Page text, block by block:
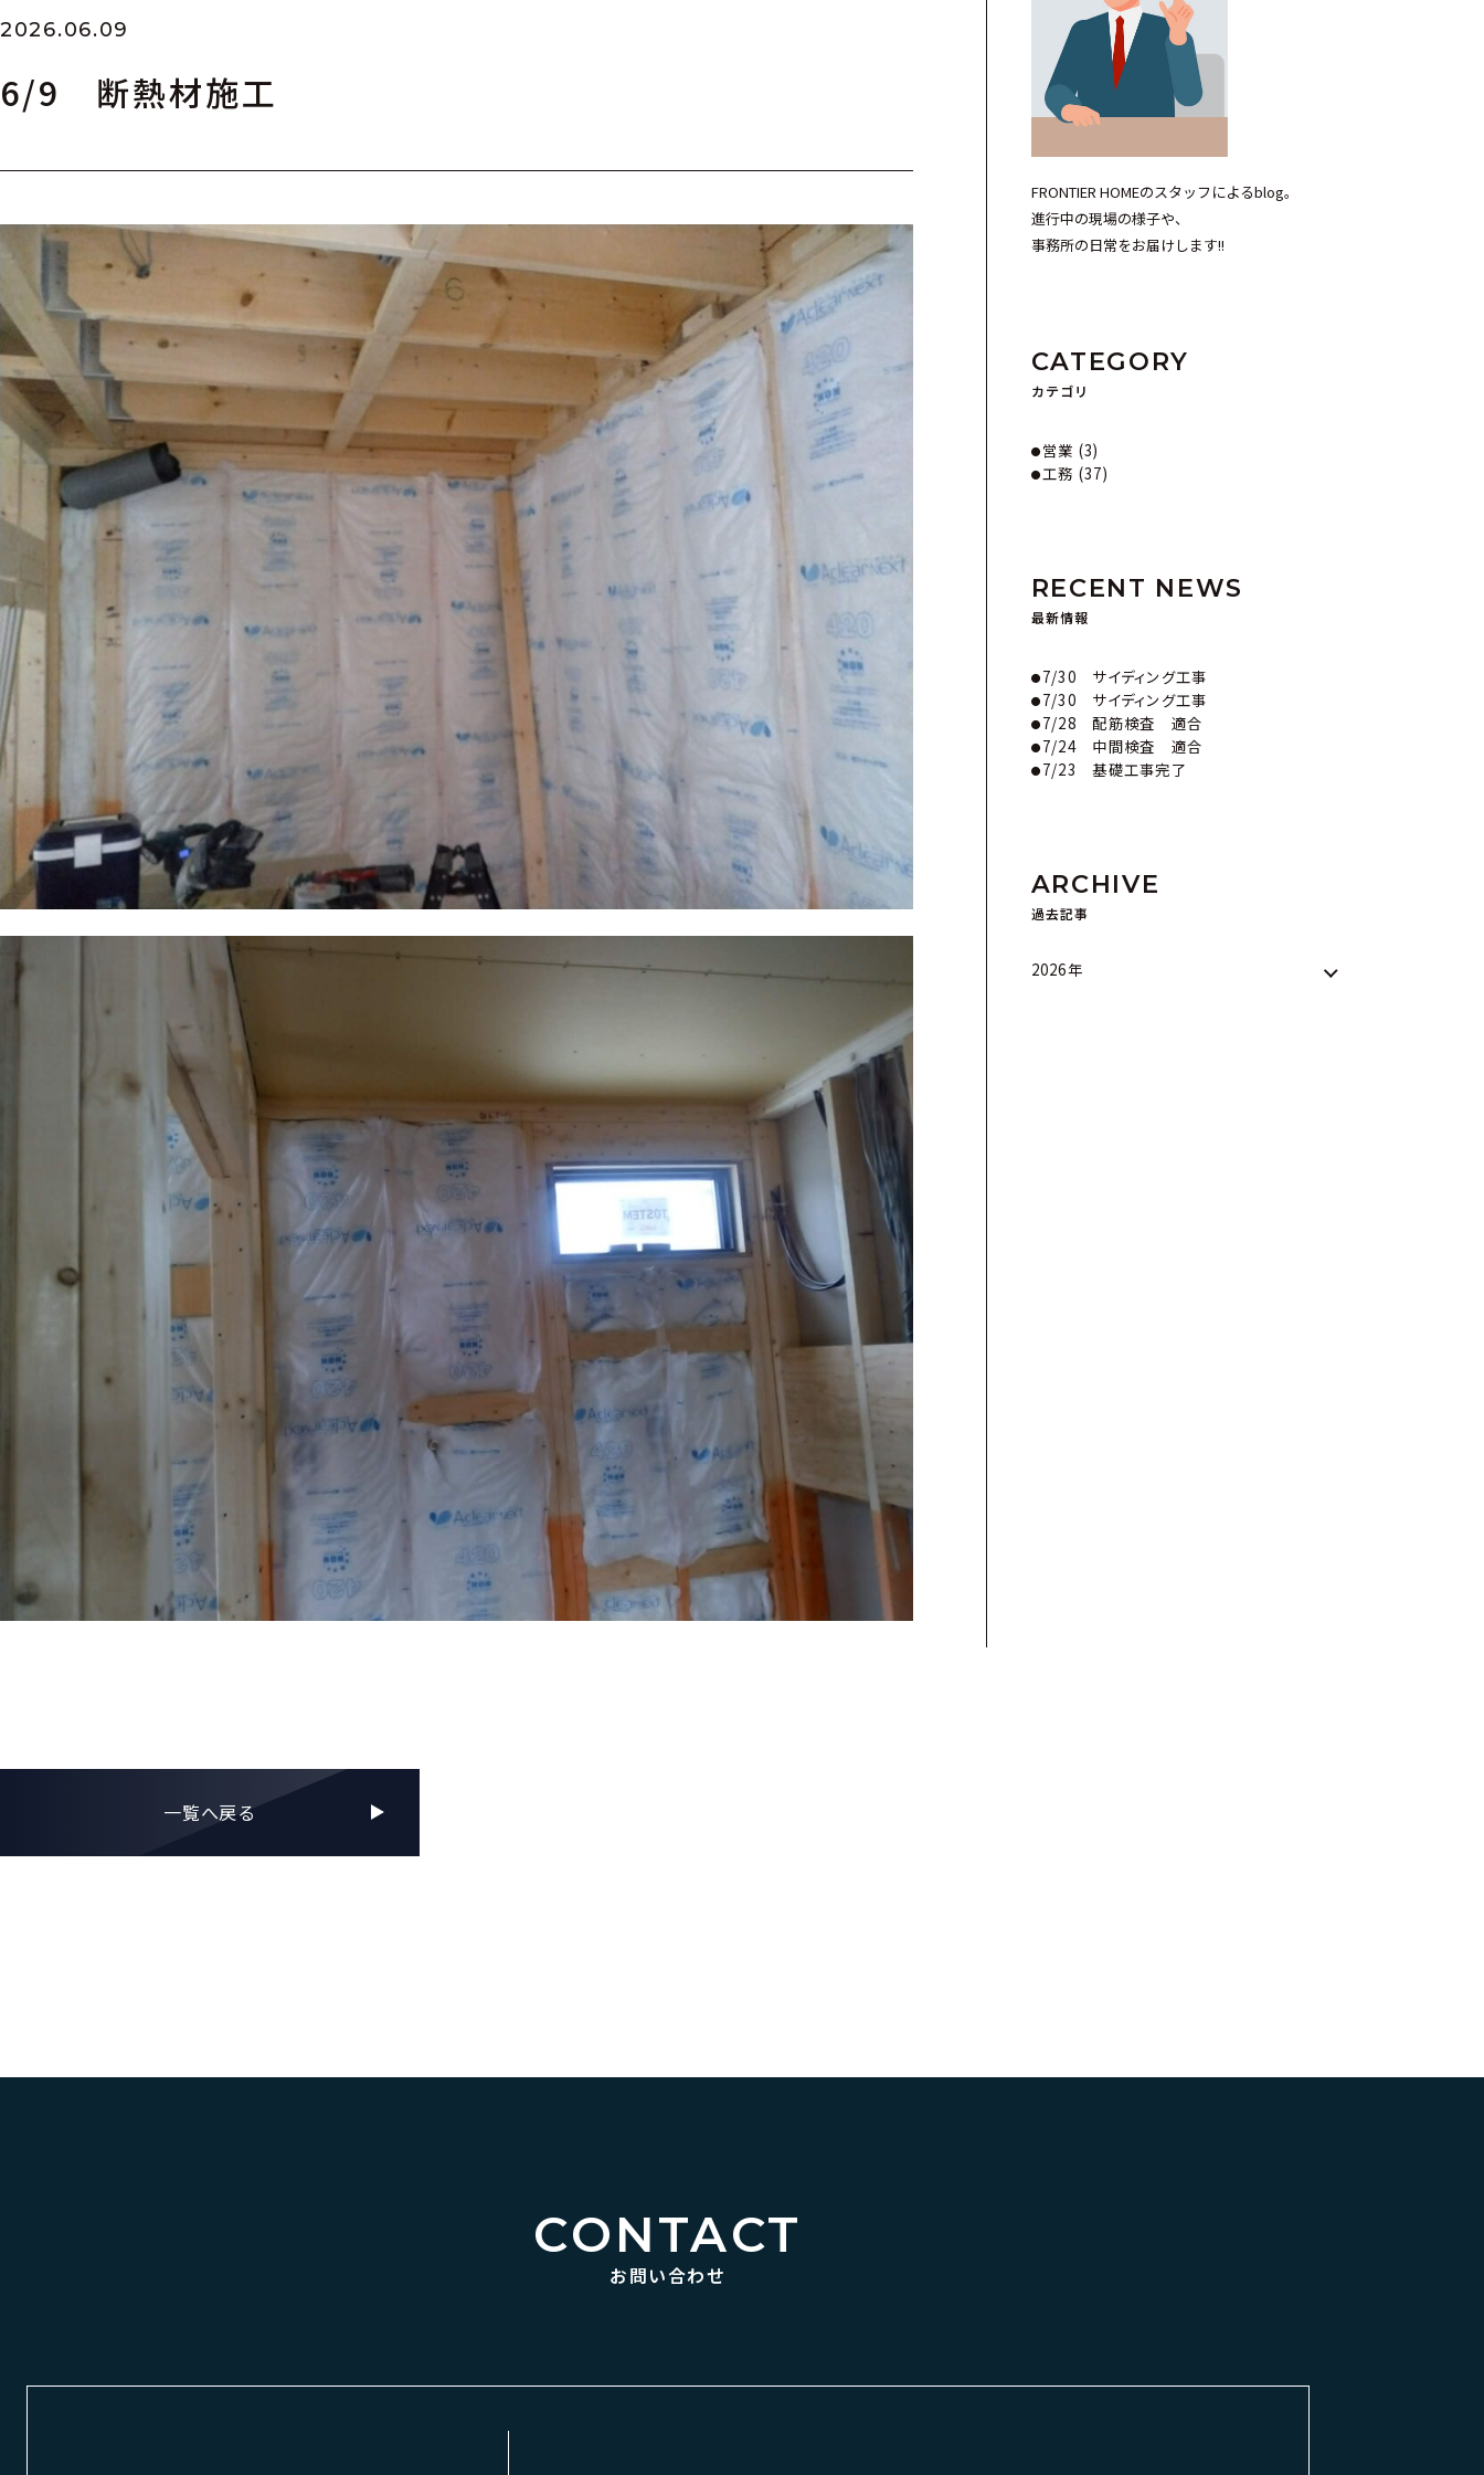
2026.06.09
6/9 断熱材施工
FRONTIER HOMEのスタッフによるblog。
進行中の現場の様子や、
事務所の日常をお届けします!!
CATEGORY
カテゴリ
営業 (3)
工務 (37)
RECENT NEWS
最新情報
7/30 サイディング工事
7/30 サイディング工事
7/28 配筋検査 適合
7/24 中間検査 適合
7/23 基礎工事完了
ARCHIVE
過去記事
2026年
一覧へ戻る
CONTACT
お問い合わせ